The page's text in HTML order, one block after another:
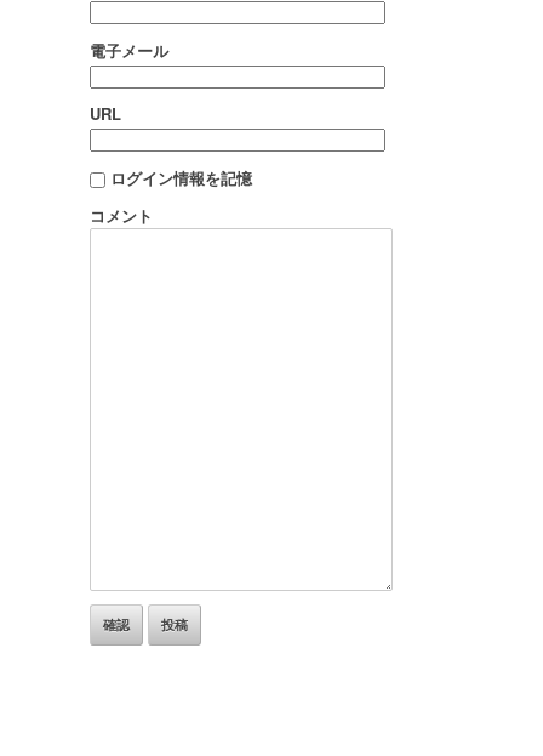
電子メール
URL
ログイン情報を記憶
コメント